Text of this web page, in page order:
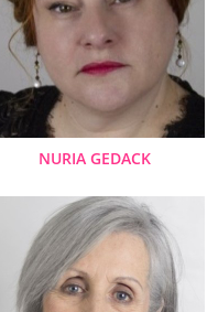
NURIA GEDACK